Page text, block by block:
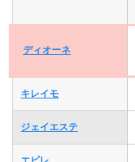
ディオーネ
キレイモ
ジェイエステ